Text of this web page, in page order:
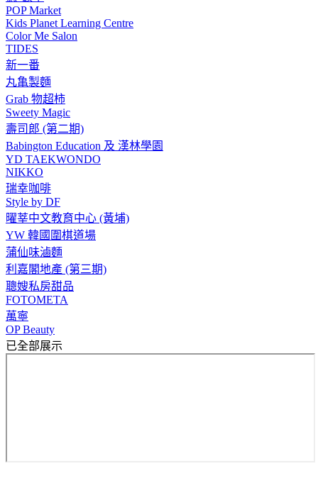
POP Market
Kids Planet Learning Centre
Color Me Salon
TIDES
新一番
丸亀製麵
Grab 物超柿
Sweety Magic
壽司郎 (第二期)
Babington Education 及 漢林學園
YD TAEKWONDO
NIKKO
瑞幸咖啡
Style by DF
曜莘中文教育中心 (黃埔)
YW 韓國圍棋道場
蒲仙味滷麵
利嘉閣地產 (第三期)
聰嫂私房甜品
FOTOMETA
萬寧
OP Beauty
已全部展示